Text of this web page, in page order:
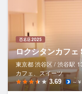
ロクシタンカフ
東京都 渋谷区 / 渋谷駅
カフェ、スイーツ
3.69 ～